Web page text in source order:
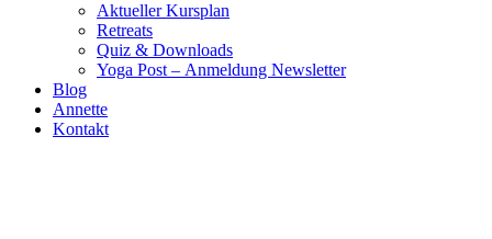
Aktueller Kursplan
Retreats
Quiz & Downloads
Yoga Post – Anmeldung Newsletter
Blog
Annette
Kontakt